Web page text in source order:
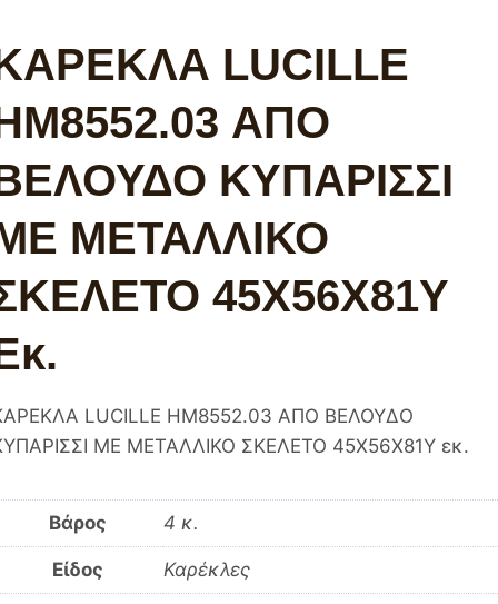
LUCILLE
ΑΠΟ
ΚΥΠΑΡΙΣΣΙ
ΜΕΤΑΛΛΙΚΟ
45X56X81Υ
LUCILLE HM8552.03 ΑΠΟ ΒΕΛΟΥΔΟ
ΜΕ ΜΕΤΑΛΛΙΚΟ ΣΚΕΛΕΤΟ 45X56X81Υ εκ.
Βάρος 4 κ.
Είδος Καρέκλες